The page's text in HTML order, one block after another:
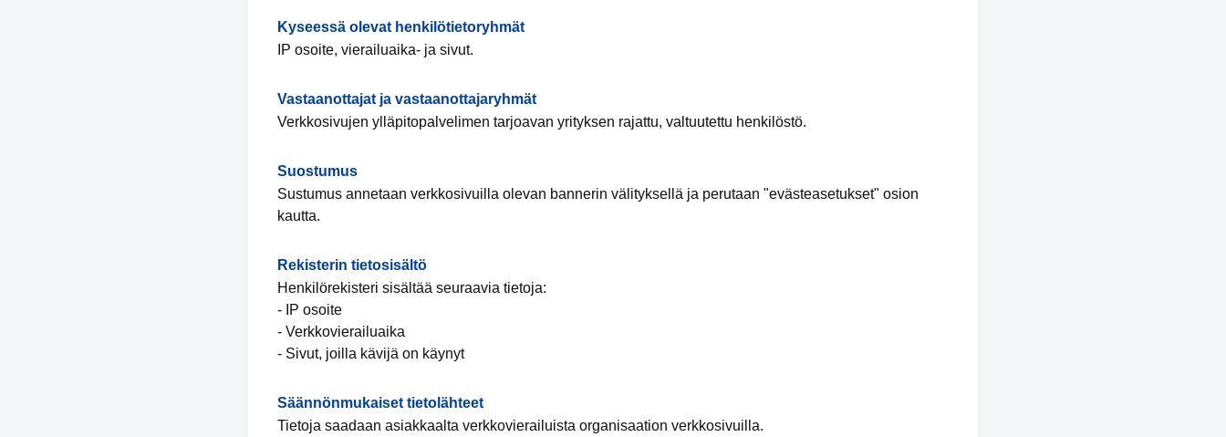
Kyseessä olevat henkilötietoryhmät
IP osoite, vierailuaika- ja sivut.
Vastaanottajat ja vastaanottajaryhmät
Verkkosivujen ylläpitopalvelimen tarjoavan yrityksen rajattu, valtuutettu henkilöstö.
Suostumus
Sustumus annetaan verkkosivuilla olevan bannerin välityksellä ja perutaan "evästeasetukset" osion
kautta.
Rekisterin tietosisältö
Henkilörekisteri sisältää seuraavia tietoja:
- IP osoite
- Verkkovierailuaika
- Sivut, joilla kävijä on käynyt
Säännönmukaiset tietolähteet
Tietoja saadaan asiakkaalta verkkovierailuista organisaation verkkosivuilla.